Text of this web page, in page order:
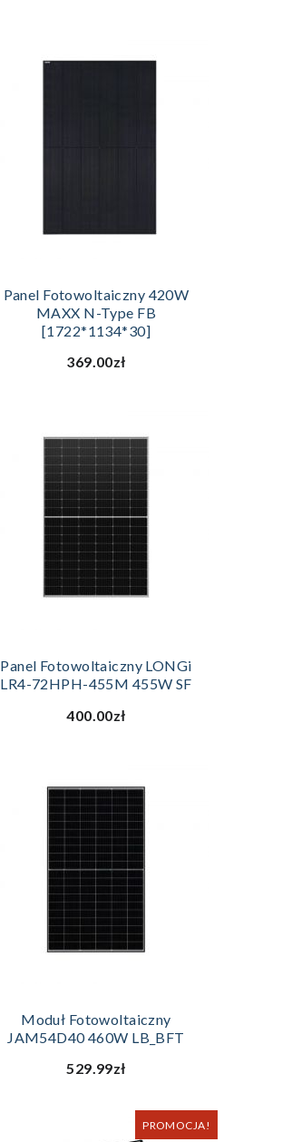
Panel Fotowoltaiczny 420W
MAXX N-Type FB
[1722*1134*30]
369.00zł
Panel Fotowoltaiczny LONGi
LR4-72HPH-455M 455W SF
400.00zł
Moduł Fotowoltaiczny
JAM54D40 460W LB_BFT
529.99zł
PROMOCJA!